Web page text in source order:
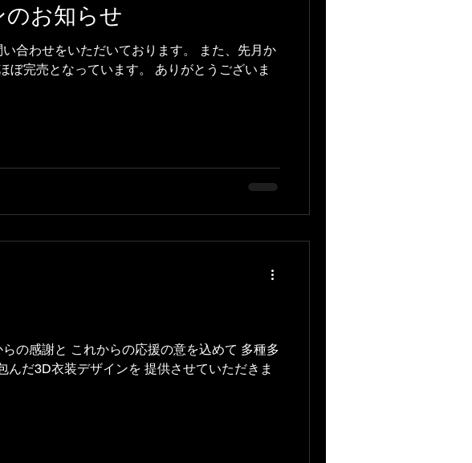
お知らせ
合わせをいただいております。 また、先月か
完売となっています。 ありがとうございま
の感謝と これからの応援の意を込めて 多種多
だ3D衣装デザインを 提供させていただきま